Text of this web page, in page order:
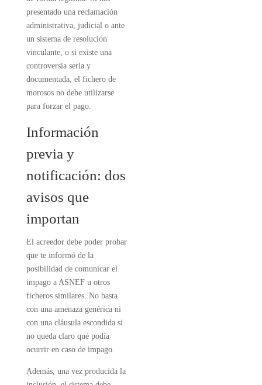
presentado una reclamación
administrativa, judicial o ante
un sistema de resolución
vinculante, o si existe una
controversia seria y
documentada, el fichero de
morosos no debe utilizarse
para forzar el pago.
Información
previa y
notificación: dos
avisos que
importan
El acreedor debe poder probar
que te informó de la
posibilidad de comunicar el
impago a ASNEF u otros
ficheros similares. No basta
con una amenaza genérica ni
con una cláusula escondida si
no queda claro qué podía
ocurrir en caso de impago.
Además, una vez producida la